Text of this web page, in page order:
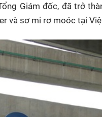
Giám đốc, đã trở
và sơ mi rơ moóc tại